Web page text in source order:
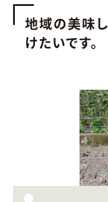
地域の美味
けたいです。